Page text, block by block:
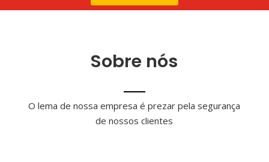
Sobre nós
O lema de nossa empresa é prezar pela segurança
de nossos clientes